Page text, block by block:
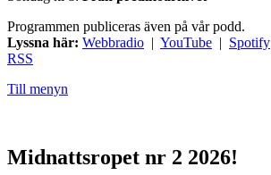
Programmen publiceras även på vår podd.
Lyssna här: Webbradio | YouTube | Spotify
RSS
Till menyn
Midnattsropet nr 2 2026!